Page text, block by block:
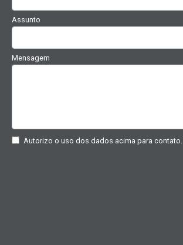
Assunto
Mensagem
Autorizo o uso dos dados acima para contato.